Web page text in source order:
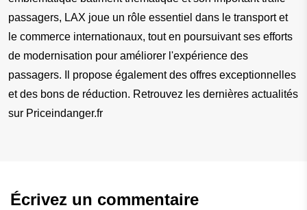
passagers, LAX joue un rôle essentiel dans le transport et
le commerce internationaux, tout en poursuivant ses efforts
de modernisation pour améliorer l'expérience des
passagers. Il propose également des offres exceptionnelles
et des bons de réduction. Retrouvez les dernières actualités
sur Priceindanger.fr
Écrivez un commentaire